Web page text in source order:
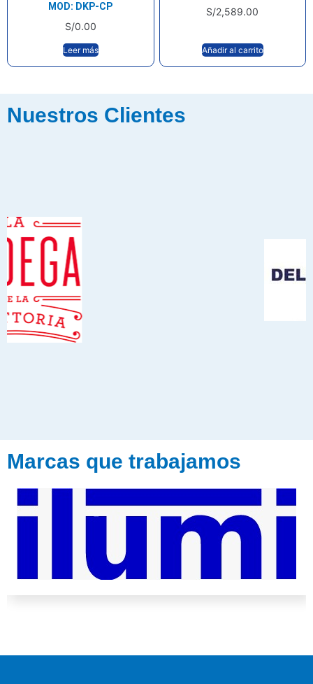
MOD: DKP-CP
S/0.00
Leer más
S/2,589.00
Añadir al carrito
Nuestros Clientes
Marcas que trabajamos